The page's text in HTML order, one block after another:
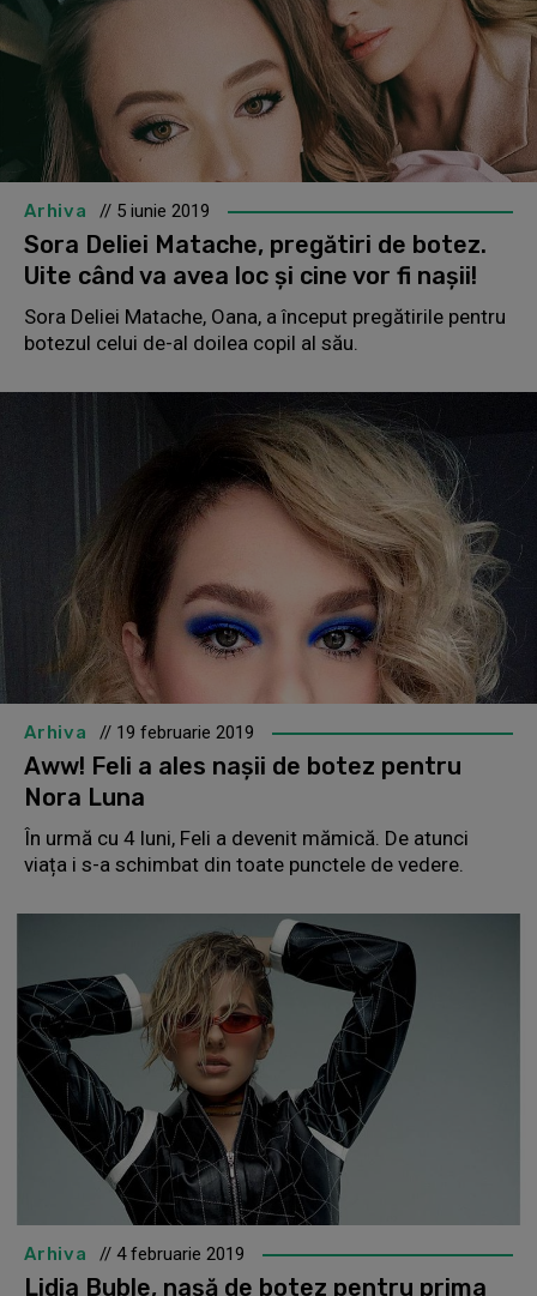
Arhiva // 5 iunie 2019
Sora Deliei Matache, pregătiri de botez.
Uite când va avea loc și cine vor fi nașii!
Sora Deliei Matache, Oana, a început pregătirile pentru
botezul celui de-al doilea copil al său.
Arhiva // 19 februarie 2019
Aww! Feli a ales nașii de botez pentru
Nora Luna
În urmă cu 4 luni, Feli a devenit mămică. De atunci
viața i s-a schimbat din toate punctele de vedere.
Arhiva // 4 februarie 2019
Lidia Buble, nașă de botez pentru prima